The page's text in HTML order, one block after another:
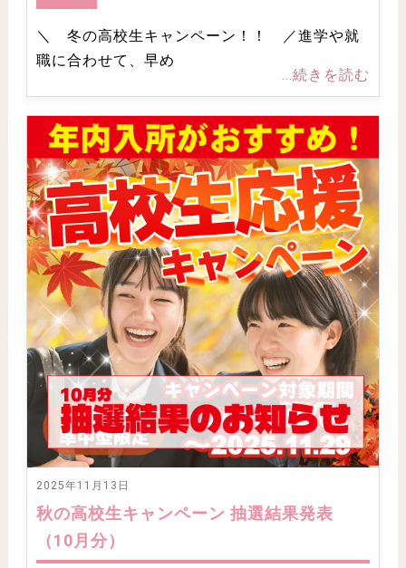
＼ 冬の高校生キャンペーン！！ ／進学や就
職に合わせて、早め
...続きを読む
2025年11月13日
秋の高校生キャンペーン 抽選結果発表
（10月分）